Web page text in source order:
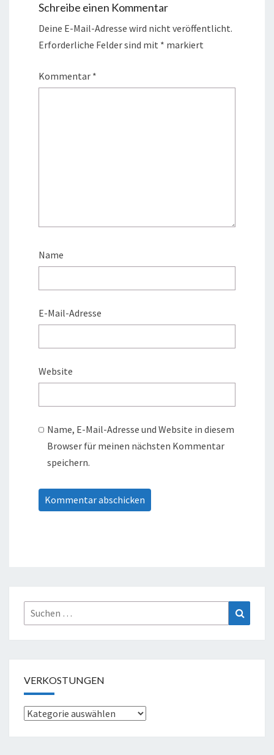
Schreibe einen Kommentar
Deine E-Mail-Adresse wird nicht veröffentlicht.
Erforderliche Felder sind mit * markiert
Kommentar *
Name
E-Mail-Adresse
Website
Name, E-Mail-Adresse und Website in diesem
Browser für meinen nächsten Kommentar
speichern.
Suche
nach:
VERKOSTUNGEN
Verkostungen